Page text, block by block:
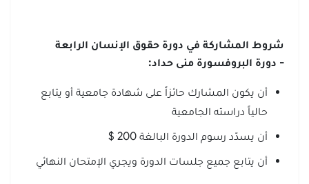
شروط المشاركة في دورة حقوق الإنسان الرابعة
- دورة البروفسورة منى حداد:
أن يكون المشارك حائزاً على شهادة جامعية أو يتابع
حالياً دراسته الجامعية
أن يسدّد رسوم الدورة البالغة 200 $
أن يتابع جميع جلسات الدورة ويجري الإمتحان النهائي